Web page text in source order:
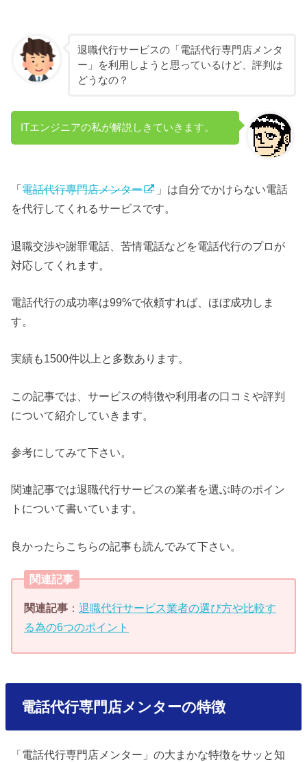
退職代行サービスの「電話代行専門店メンタ
ー」を利用しようと思っているけど、評判は
どうなの？
ITエンジニアの私が解説しきていきます。
「電話代行専門店メンター
」は自分でかけらない電話
を代行してくれるサービスです。
退職交渉や謝罪電話、苦情電話などを電話代行のプロが
対応してくれます。
電話代行の成功率は99%で依頼すれば、ほぼ成功しま
す。
実績も1500件以上と多数あります。
この記事では、サービスの特徴や利用者の口コミや評判
について紹介していきます。
参考にしてみて下さい。
関連記事では退職代行サービスの業者を選ぶ時のポイン
トについて書いています。
良かったらこちらの記事も読んでみて下さい。
関連記事
関連記事 ：退職代行サービス業者の選び方や比較す
る為の6つのポイント
電話代行専門店メンターの特徴
「電話代行専門店メンター」の大まかな特徴をサッと知